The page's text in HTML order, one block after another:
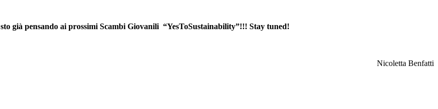
sto già pensando ai prossimi Scambi Giovanili “YesToSustainability”!!! Stay tuned!
Nicoletta Benfatti